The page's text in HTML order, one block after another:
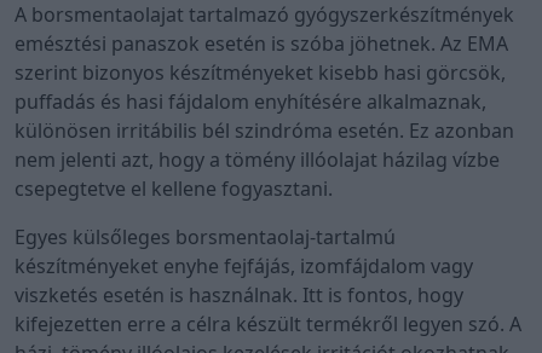
A borsmentaolajat tartalmazó gyógyszerkészítmények
emésztési panaszok esetén is szóba jöhetnek. Az EMA
szerint bizonyos készítményeket kisebb hasi görcsök,
puffadás és hasi fájdalom enyhítésére alkalmaznak,
különösen irritábilis bél szindróma esetén. Ez azonban
nem jelenti azt, hogy a tömény illóolajat házilag vízbe
csepegtetve el kellene fogyasztani.
Egyes külsőleges borsmentaolaj-tartalmú
készítményeket enyhe fejfájás, izomfájdalom vagy
viszketés esetén is használnak. Itt is fontos, hogy
kifejezetten erre a célra készült termékről legyen szó. A